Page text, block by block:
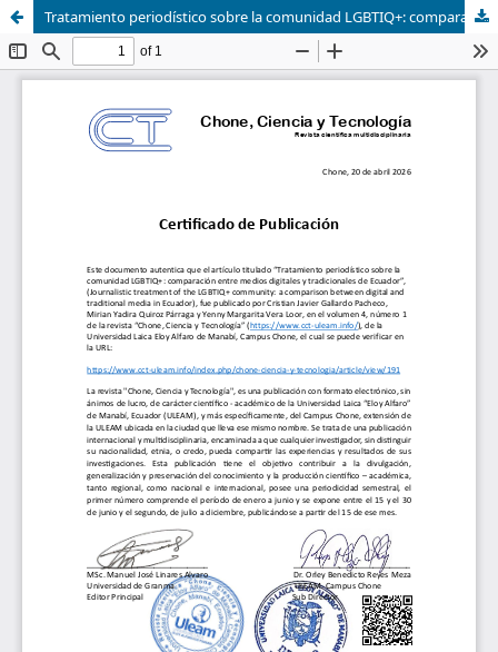
Tratamiento periodístico sobre la comunidad LGBTIQ+: comparación entre medios digitales y tradicionales de Ecuador